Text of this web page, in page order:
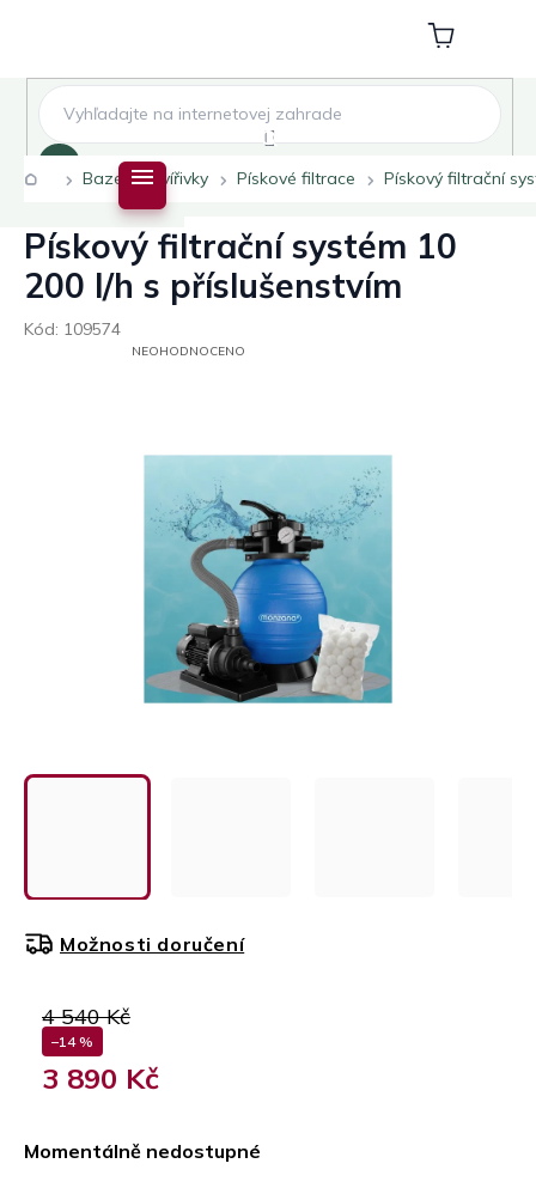
Nákupní
košík
DomůBazény a vířivky Pískové filtrace Pískový filtrační
Pískový filtrační systém 10
200 l/h s příslušenstvím
Kód: 109574
PRŮMĚRNÉNEOHODNOCENO
4 540 Kč
–14 %
3 890 Kč
Momentálně nedostupné
Možnosti doručení